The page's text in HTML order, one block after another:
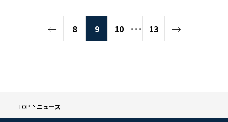
8 9 10 ･･･ 13
TOP ニュース